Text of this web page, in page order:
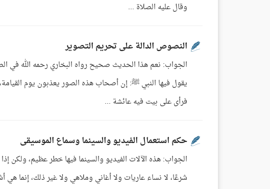
وقال عليه الصلاة ...
النصوص الدالة على تحريم التصوير
الجواب: نعم هذا الحديث صحيح رواه البخاري رحمه الله في
يقول فيها النبي ﷺ: إن أصحاب هذه الصور يعذبون يوم
فرأى على بيت فيه عائشة ...
حكم استعمال الفيديو والسينما وسماع الموسيقى
الجواب: هذه الآلات الفيديو والسينما فيها خطر عظيم، ولكن
شرعًا، لا نساء عاريات ولا أغاني وملاهي ولا غير ذلك، إنما هي